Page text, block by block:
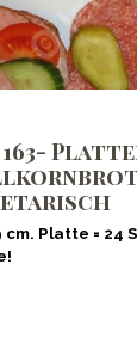
163-
cm. Platte =